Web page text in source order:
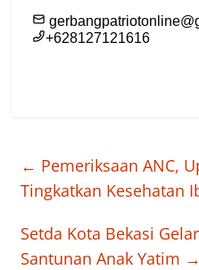
← Pemeriksaan ANC,
Tingkatkan Kesehatan
Setda Kota Bekasi
Santunan Anak Yatim →